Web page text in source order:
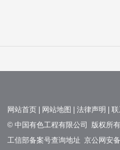
网站首页 | 网站地图 | 法律声明 |
© 中国有色工程有限公司 版权所
工信部备案号查询地址 京公网安